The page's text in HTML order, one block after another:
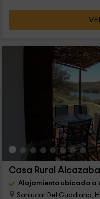
Casa Rural
Alojamiento ubicado a
Sanlucar Del Guadiana,